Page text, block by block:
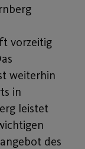
vorzeitig
weiterhin
in
leistet
des